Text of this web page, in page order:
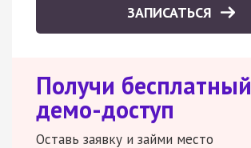
ЗАПИСАТЬСЯ
Получи бесплатный
демо-доступ
Оставь заявку и займи место